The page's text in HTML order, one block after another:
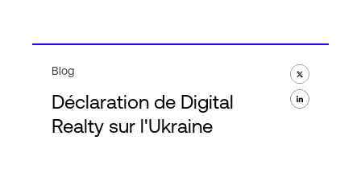
Expertise et ressources
Blog
Déclaration de Digital
Realty sur l'Ukraine